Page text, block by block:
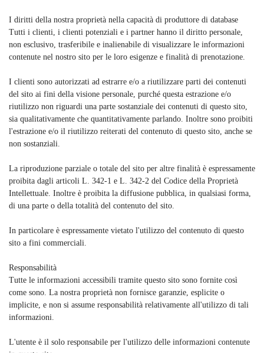
I diritti della nostra proprietà nella capacità di produttore di database
Tutti i clienti, i clienti potenziali e i partner hanno il diritto personale,
non esclusivo, trasferibile e inalienabile di visualizzare le informazioni
contenute nel nostro sito per le loro esigenze e finalità di prenotazione.
I clienti sono autorizzati ad estrarre e/o a riutilizzare parti dei contenuti
del sito ai fini della visione personale, purché questa estrazione e/o
riutilizzo non riguardi una parte sostanziale dei contenuti di questo sito,
sia qualitativamente che quantitativamente parlando. Inoltre sono proibiti
l'estrazione e/o il riutilizzo reiterati del contenuto di questo sito, anche se
non sostanziali.
La riproduzione parziale o totale del sito per altre finalità è espressamente
proibita dagli articoli L. 342-1 e L. 342-2 del Codice della Proprietà
Intellettuale. Inoltre è proibita la diffusione pubblica, in qualsiasi forma,
di una parte o della totalità del contenuto del sito.
In particolare è espressamente vietato l'utilizzo del contenuto di questo
sito a fini commerciali.
Responsabilità
Tutte le informazioni accessibili tramite questo sito sono fornite così
come sono. La nostra proprietà non fornisce garanzie, esplicite o
implicite, e non si assume responsabilità relativamente all'utilizzo di tali
informazioni.
L'utente è il solo responsabile per l'utilizzo delle informazioni contenute